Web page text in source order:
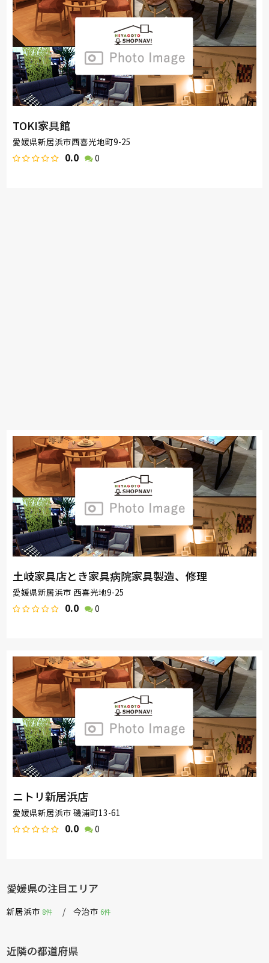
TOKI家具館
愛媛県新居浜市西喜光地町9-25
0.0 0
土岐家具店とき家具病院家具製造、修理
愛媛県新居浜市 西喜光地9-25
0.0 0
ニトリ新居浜店
愛媛県新居浜市 磯浦町13-61
0.0 0
愛媛県の注目エリア
新居浜市 8件 今治市 6件
近隣の都道府県